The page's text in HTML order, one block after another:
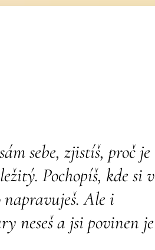
sebe, zjistíš, proč je
Pochopíš, kde si v
napravuješ. Ale i
neseš a jsi povinen je